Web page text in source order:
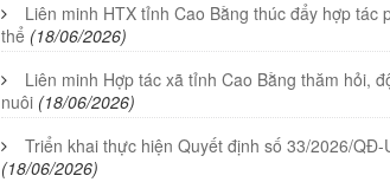
Liên minh HTX tỉnh Cao Bằng thúc đẩy hợp
thể (18/06/2026)
Liên minh Hợp tác xã tỉnh Cao Bằng thăm hỏi,
nuôi (18/06/2026)
Triển khai thực hiện Quyết định số 33/2026/
(18/06/2026)